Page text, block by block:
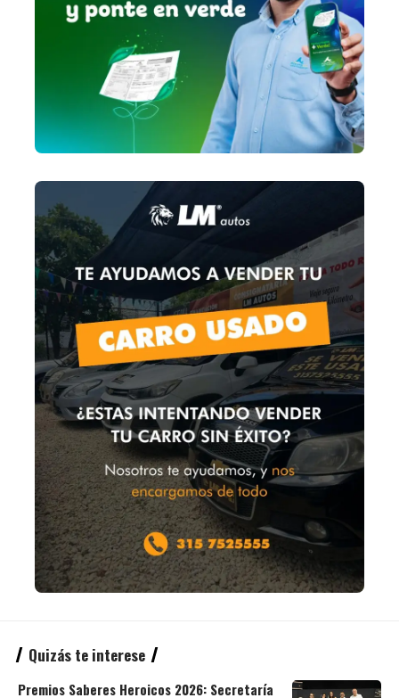
Quizás te interese
Premios Saberes Heroicos 2026: Secretaría